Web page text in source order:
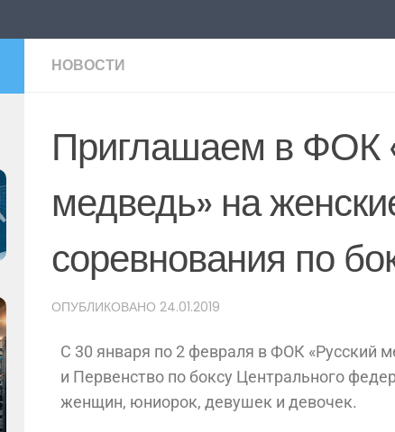
НОВОСТИ
Приглашаем в ФОК
медведь» на
соревнования по
ОПУБЛИКОВАНО 24.01.2019
С 30 января по 2 февраля в ФОК «Русский
и Первенство по боксу Центрального
женщин, юниорок, девушек и девочек.